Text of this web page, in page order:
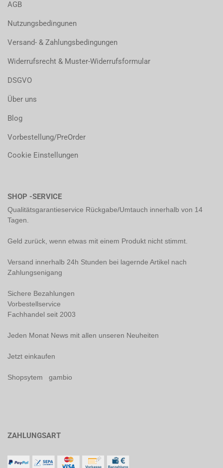
AGB
Nutzungsbedingunen
Versand- & Zahlungsbedingungen
Widerrufsrecht & Muster-Widerrufsformular
DSGVO
Über uns
Blog
Vorbestellung/PreOrder
Cookie Einstellungen
SHOP -SERVICE
Qualitätsgarantieservice Rückgabe/Umtauch innerhalb von 14
Tagen.
Geld zurück, wenn etwas mit einem Produkt nicht stimmt.
Versand innerhalb 24h Stunden bei lagernde Artikel nach
Zahlungsenigang
Sichere Bezahlungen
Vorbestellservice
Fachhandel seit 2003
Jeden Monat News mit allen unseren Neuheiten
Jetzt einkaufen
Shopsytem gambio
ZAHLUNGSART